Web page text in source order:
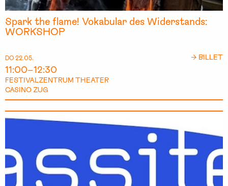
DO 22.05.
11:00–12:30
FESTIVALZENTRUM THEATER
CASINO ZUG
Spark the flame! Vokabular des Widerstands:
WORKSHOP
→ BILLET